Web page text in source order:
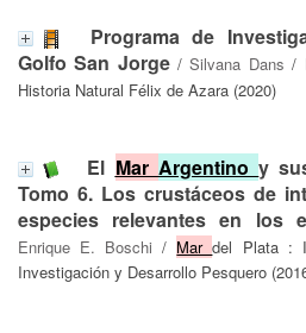
Programa de
Golfo San Jorge/Silvana Dans /
Historia Natural Félix de Azara (2020)
El Mar Argentinoy
Tomo 6. Los crustáceos de
especies relevantes en los
Enrique E. Boschi / Mardel Plata :
Investigación y Desarrollo Pesquero